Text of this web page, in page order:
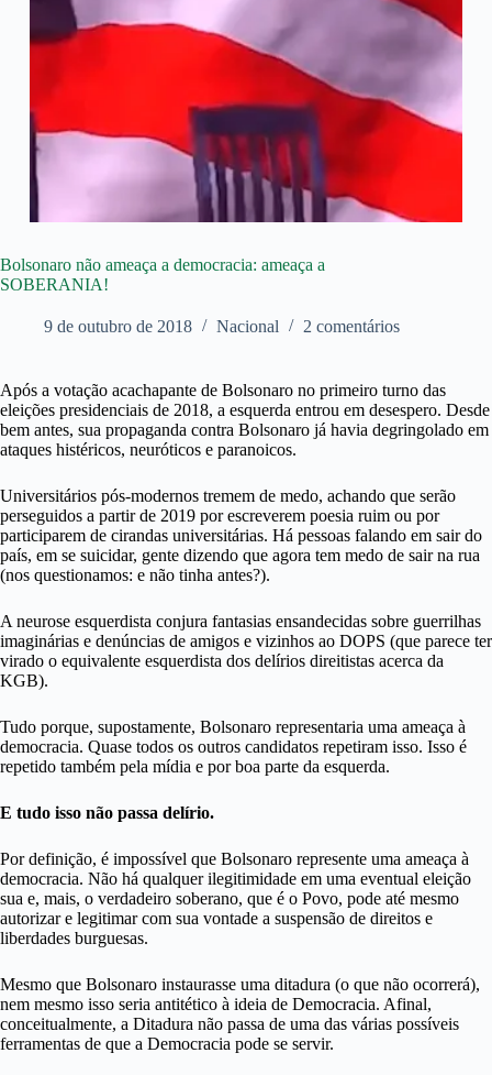
Bolsonaro não ameaça a democracia: ameaça a
SOBERANIA!
9 de outubro de 2018 Nacional 2 comentários
Após a votação acachapante de Bolsonaro no primeiro turno das
eleições presidenciais de 2018, a esquerda entrou em desespero. Desde
bem antes, sua propaganda contra Bolsonaro já havia degringolado em
ataques histéricos, neuróticos e paranoicos.
Universitários pós-modernos tremem de medo, achando que serão
perseguidos a partir de 2019 por escreverem poesia ruim ou por
participarem de cirandas universitárias. Há pessoas falando em sair do
país, em se suicidar, gente dizendo que agora tem medo de sair na rua
(nos questionamos: e não tinha antes?).
A neurose esquerdista conjura fantasias ensandecidas sobre guerrilhas
imaginárias e denúncias de amigos e vizinhos ao DOPS (que parece ter
virado o equivalente esquerdista dos delírios direitistas acerca da
KGB).
Tudo porque, supostamente, Bolsonaro representaria uma ameaça à
democracia. Quase todos os outros candidatos repetiram isso. Isso é
repetido também pela mídia e por boa parte da esquerda.
E tudo isso não passa delírio.
Por definição, é impossível que Bolsonaro represente uma ameaça à
democracia. Não há qualquer ilegitimidade em uma eventual eleição
sua e, mais, o verdadeiro soberano, que é o Povo, pode até mesmo
autorizar e legitimar com sua vontade a suspensão de direitos e
liberdades burguesas.
Mesmo que Bolsonaro instaurasse uma ditadura (o que não ocorrerá),
nem mesmo isso seria antitético à ideia de Democracia. Afinal,
conceitualmente, a Ditadura não passa de uma das várias possíveis
ferramentas de que a Democracia pode se servir.